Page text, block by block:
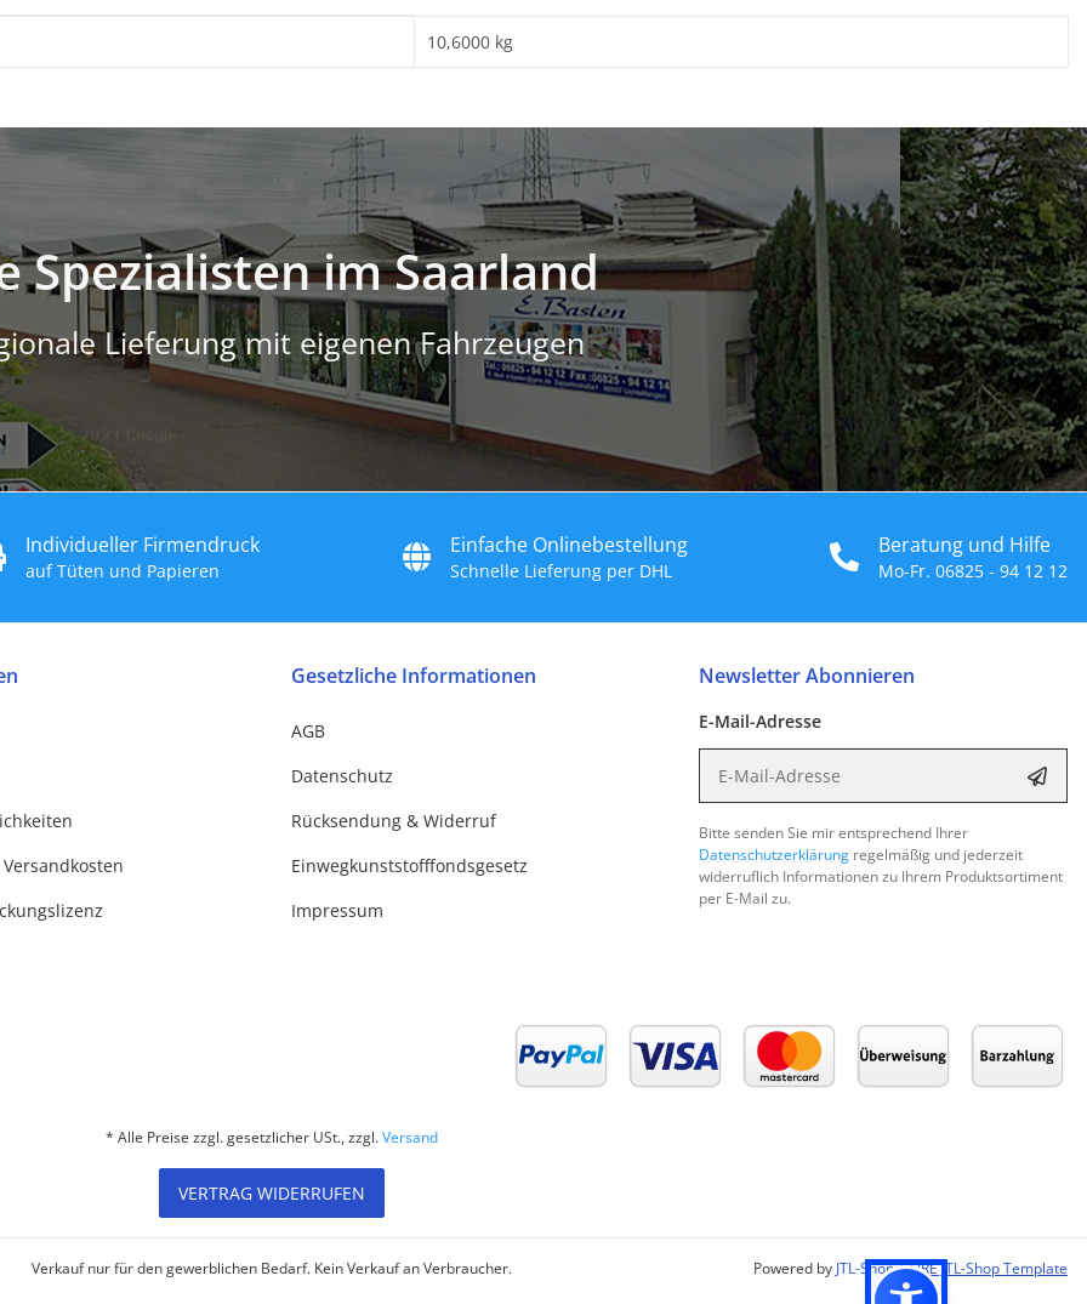
10,6000 kg
Spezialisten im Saarland
Lieferung mit eigenen Fahrzeugen
Individueller Firmendruck
auf Tüten und Papieren
Einfache Onlinebestellung
Schnelle Lieferung per DHL
Beratung und Hilfe
Mo-Fr. 06825 - 94 12 12
Gesetzliche Informationen
AGB
Datenschutz
Rücksendung & Widerruf
Einwegkunststofffondsgesetz
Impressum
Newsletter Abonnieren
E-Mail-Adresse
Bitte senden Sie mir entsprechend Ihrer
Datenschutzerklärung regelmäßig und jederzeit
widerruflich Informationen zu Ihrem Produktsortiment
per E-Mail zu.
* Alle Preise zzgl. gesetzlicher USt., zzgl.Versand
VERTRAG WIDERRUFEN
Verkauf nur für den gewerblichen Bedarf. Kein Verkauf an Verbraucher. Powered by JTL-Shop|FIRE JTL-Shop Template